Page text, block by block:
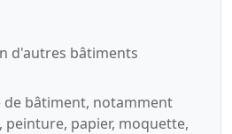
d'autres bâtiments
de bâtiment, notamment
papier, moquette,